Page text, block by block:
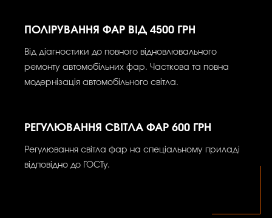
ПОЛІРУВАННЯ ФАР ВІД 4500 ГРН
Від діагностики до повного відновлювального
ремонту автомобільних фар. Часткова та повна
модернізація автомобільного світла.
РЕГУЛЮВАННЯ СВІТЛА ФАР 600 ГРН
Регулювання світла фар на спеціальному приладі
відповідно до ГОСТу.